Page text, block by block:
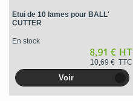
Etui de 10 lames pour BALL'
CUTTER
En stock
8,91 € HT
10,69 € TTC
Voir